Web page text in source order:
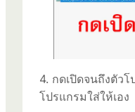
4. กดเปิดจนถึงตัว
โปรแกรมใส่ให้เอง